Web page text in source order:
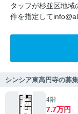
タッフが杉並区地
件を指定して
シンシア東高円寺の募
4階
7.7万円